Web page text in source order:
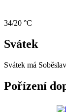
34/20 °C
Svátek
Svátek má Soběslav
Pořízení